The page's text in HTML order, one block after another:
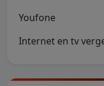
Youfone
Internet en tv